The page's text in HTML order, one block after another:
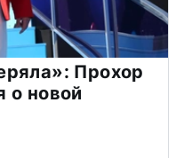
Прохор
о новой